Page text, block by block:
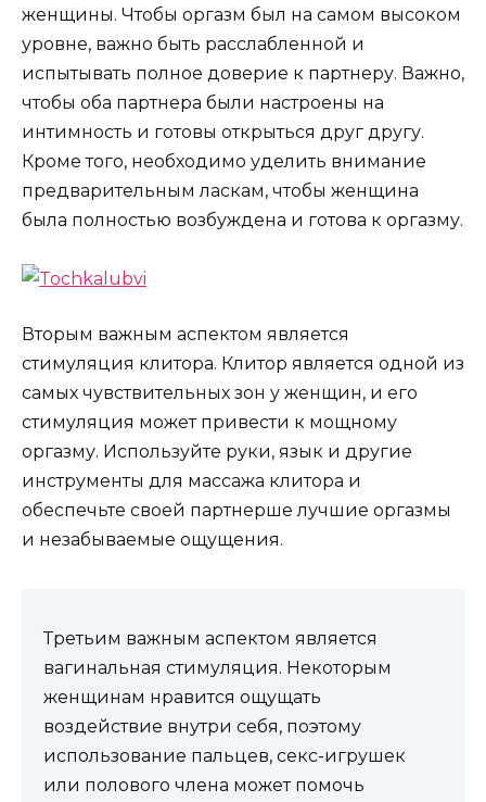
женщины. Чтобы оргазм был на самом высоком
уровне, важно быть расслабленной и
испытывать полное доверие к партнеру. Важно,
чтобы оба партнера были настроены на
интимность и готовы открыться друг другу.
Кроме того, необходимо уделить внимание
предварительным ласкам, чтобы женщина
была полностью возбуждена и готова к оргазму.
Вторым важным аспектом является
стимуляция клитора. Клитор является одной из
самых чувствительных зон у женщин, и его
стимуляция может привести к мощному
оргазму. Используйте руки, язык и другие
инструменты для массажа клитора и
обеспечьте своей партнерше лучшие оргазмы
и незабываемые ощущения.
Третьим важным аспектом является
вагинальная стимуляция. Некоторым
женщинам нравится ощущать
воздействие внутри себя, поэтому
использование пальцев, секс-игрушек
или полового члена может помочь